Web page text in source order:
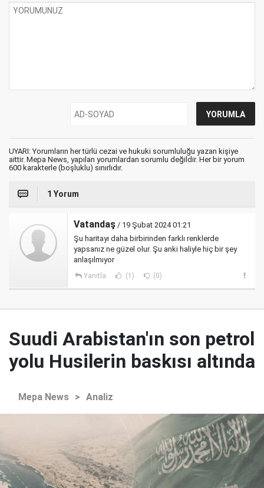
UYARI: Yorumların her türlü cezai ve hukuki sorumluluğu yazan kişiye
aittir. Mepa News, yapılan yorumlardan sorumlu değildir. Her bir yorum
600 karakterle (boşluklu) sınırlıdır.
1 Yorum
Vatandaş / 19 Şubat 2024 01:21
Şu haritayı daha birbirinden farklı renklerde
yapsanız ne güzel olur. Şu anki haliyle hiç bir şey
anlaşılmıyor
Yanıtla (1) (0)
Suudi Arabistan'ın son petrol
yolu Husilerin baskısı altında
Mepa News > Analiz